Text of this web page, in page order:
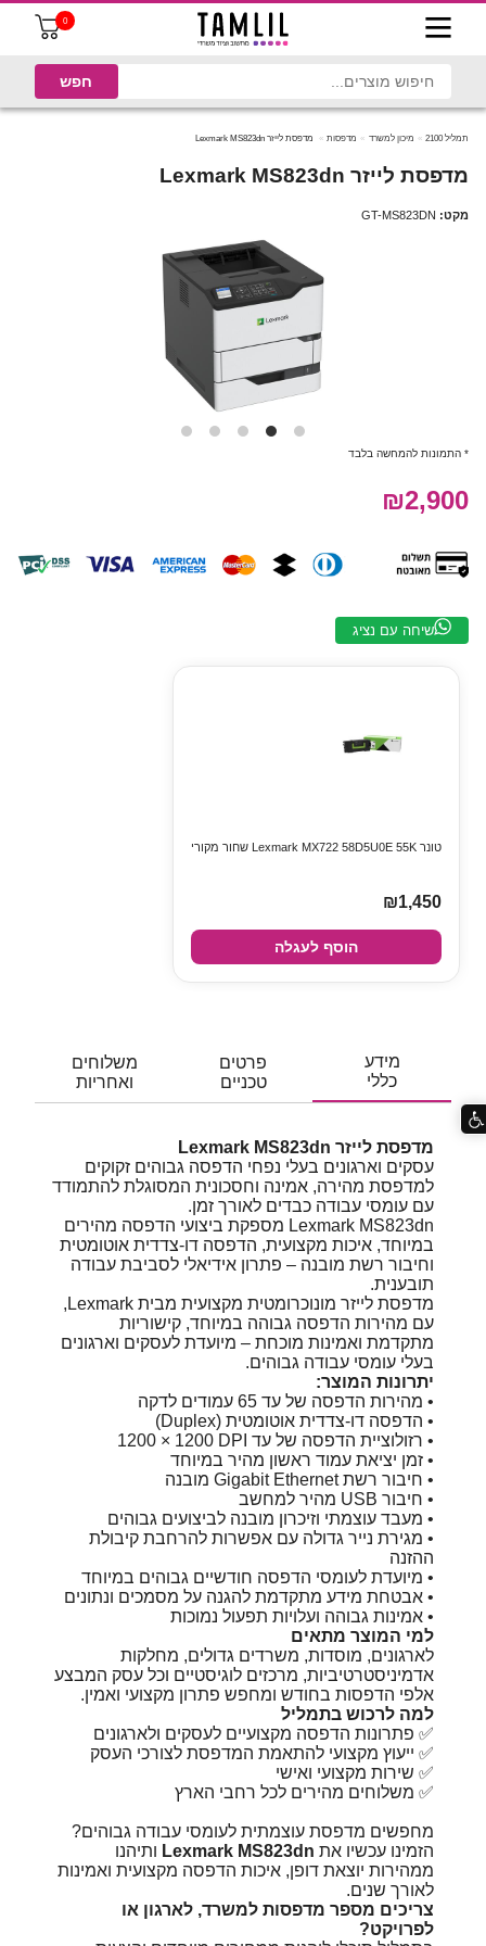
0
תמליל 2100 מיכון למשרד מדפסות מדפסת לייזר Lexmark MS823dn
מדפסת לייזר Lexmark MS823dn
מקט: GT-MS823DN
* התמונות להמחשה בלבד
₪2,900
שיחה עם נציג
טונר Lexmark MX722 58D5U0E 55K שחור מקורי
₪1,450
הוסף לעגלה
מידע
כללי
פרטים
טכניים
משלוחים
ואחריות
מדפסת לייזר Lexmark MS823dn
עסקים וארגונים בעלי נפחי הדפסה גבוהים זקוקים
למדפסת מהירה, אמינה וחסכונית המסוגלת להתמודד
עם עומסי עבודה כבדים לאורך זמן.
Lexmark MS823dn מספקת ביצועי הדפסה מהירים
במיוחד, איכות מקצועית, הדפסה דו-צדדית אוטומטית
וחיבור רשת מובנה – פתרון אידיאלי לסביבת עבודה
תובענית.
מדפסת לייזר מונוכרומטית מקצועית מבית Lexmark,
עם מהירות הדפסה גבוהה במיוחד, קישוריות
מתקדמת ואמינות מוכחת – מיועדת לעסקים וארגונים
בעלי עומסי עבודה גבוהים.
יתרונות המוצר:
• מהירות הדפסה של עד 65 עמודים לדקה
• הדפסה דו-צדדית אוטומטית (Duplex)
• רזולוציית הדפסה של עד ‎1200 × 1200 DPI
• זמן יציאת עמוד ראשון מהיר במיוחד
• חיבור רשת Gigabit Ethernet מובנה
• חיבור USB מהיר למחשב
• מעבד עוצמתי וזיכרון מובנה לביצועים גבוהים
• מגירת נייר גדולה עם אפשרות להרחבת קיבולת
ההזנה
• מיועדת לעומסי הדפסה חודשיים גבוהים במיוחד
• אבטחת מידע מתקדמת להגנה על מסמכים ונתונים
• אמינות גבוהה ועלויות תפעול נמוכות
למי המוצר מתאים
לארגונים, מוסדות, משרדים גדולים, מחלקות
אדמיניסטרטיביות, מרכזים לוגיסטיים וכל עסק המבצע
אלפי הדפסות בחודש ומחפש פתרון מקצועי ואמין.
למה לרכוש בתמליל
✅ פתרונות הדפסה מקצועיים לעסקים ולארגונים
✅ ייעוץ מקצועי להתאמת המדפסת לצורכי העסק
✅ שירות מקצועי ואישי
✅ משלוחים מהירים לכל רחבי הארץ
מחפשים מדפסת עוצמתית לעומסי עבודה גבוהים?
הזמינו עכשיו את Lexmark MS823dn ותיהנו
ממהירות יוצאת דופן, איכות הדפסה מקצועית ואמינות
לאורך שנים.
צריכים מספר מדפסות למשרד, לארגון או
לפרויקט?